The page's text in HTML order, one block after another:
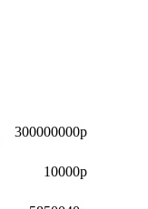
300000000р
10000р